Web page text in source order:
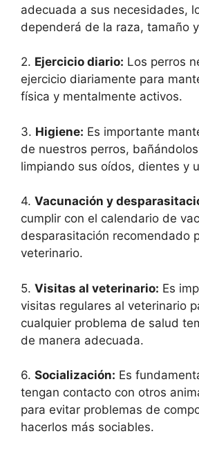
adecuada a sus necesidades,
dependerá de la raza, tamaño
2. Ejercicio diario: Los perros
ejercicio diariamente para
física y mentalmente activos.
3. Higiene: Es importante
de nuestros perros,
limpiando sus oídos, dientes y
4. Vacunación y
cumplir con el calendario de
desparasitación recomendado
veterinario.
5. Visitas al veterinario: Es
visitas regulares al veterinario
cualquier problema de salud
de manera adecuada.
6. Socialización: Es
tengan contacto con otros
para evitar problemas de
hacerlos más sociables.